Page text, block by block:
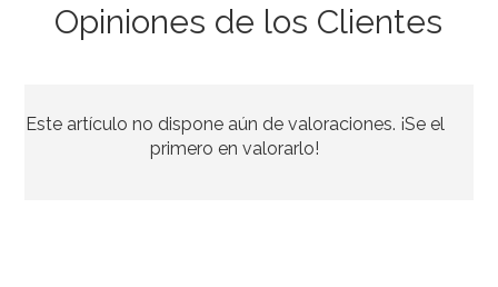
5,99€
Opiniones de los Clientes
Este artículo no dispone aún de valoraciones. ¡Se el
primero en valorarlo!